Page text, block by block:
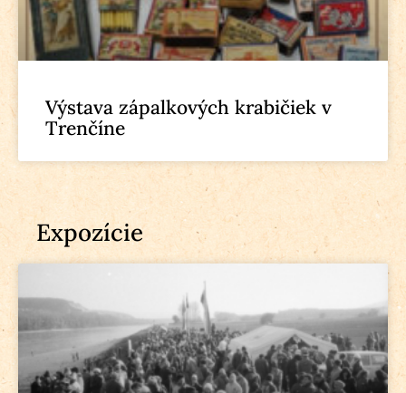
Výstava zápalkových krabičiek v
Trenčíne
Expozície